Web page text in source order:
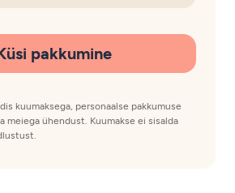
pakkumine
kuumaksega, personaalse pakkumuse
meiega ühendust. Kuumakse ei sisalda